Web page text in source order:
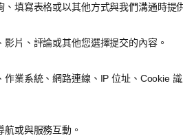
、填寫表格或以其他方式與我們溝通時提
影片、評論或其他您選擇提交的內容。
作業系統、網路連線、IP 位址、Cookie
或與服務互動。